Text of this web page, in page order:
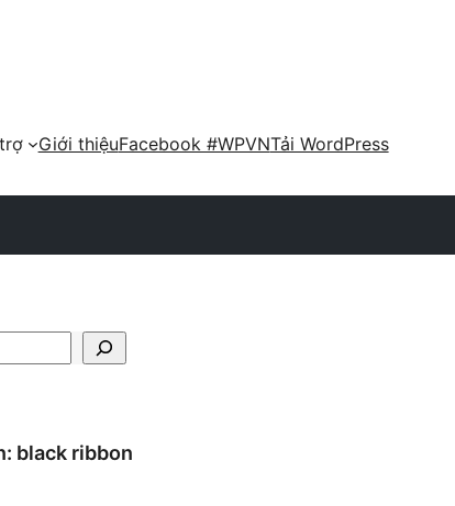
Giới thiệuFacebook #WPVNTải WordPress
black ribbon